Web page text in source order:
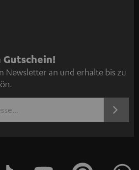
Newsletter an und erhalte bis zu
JETZT